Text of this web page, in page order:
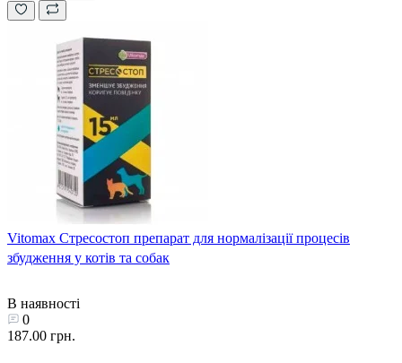
Vitomax Стресостоп препарат для нормалізації процесів
збудження у котів та собак
В наявності
0
187.00 грн.